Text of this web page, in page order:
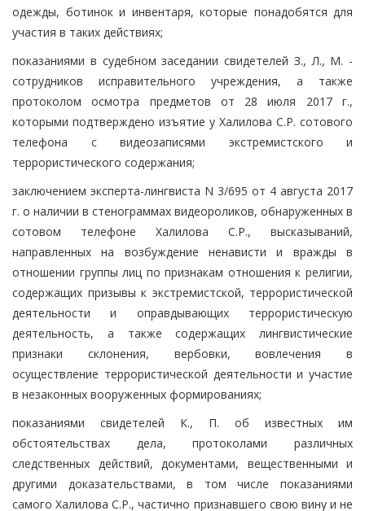
одежды, ботинок и инвентаря, которые понадобятся для
участия в таких действиях;
показаниями в судебном заседании свидетелей З., Л., М. -
сотрудников исправительного учреждения, а также
протоколом осмотра предметов от 28 июля 2017 г.,
которыми подтверждено изъятие у Халилова С.Р. сотового
телефона с видеозаписями экстремистского и
террористического содержания;
заключением эксперта-лингвиста N 3/695 от 4 августа 2017
г. о наличии в стенограммах видеороликов, обнаруженных в
сотовом телефоне Халилова С.Р., высказываний,
направленных на возбуждение ненависти и вражды в
отношении группы лиц по признакам отношения к религии,
содержащих призывы к экстремистской, террористической
деятельности и оправдывающих террористическую
деятельность, а также содержащих лингвистические
признаки склонения, вербовки, вовлечения в
осуществление террористической деятельности и участие
в незаконных вооруженных формированиях;
показаниями свидетелей К., П. об известных им
обстоятельствах дела, протоколами различных
следственных действий, документами, вещественными и
другими доказательствами, в том числе показаниями
самого Халилова С.Р., частично признавшего свою вину и не